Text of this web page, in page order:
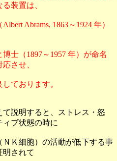
装置は、
Abrams, 1863～1924 年）
士（1897～1957 年）が命名
させ、
ております。
説明すると、ストレス・怒
ィブ状態の時に
Ｋ細胞）の活動が低下する事
明されて